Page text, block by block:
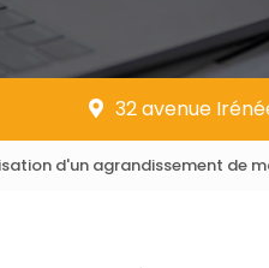
32 avenue
d'un agrandissement de